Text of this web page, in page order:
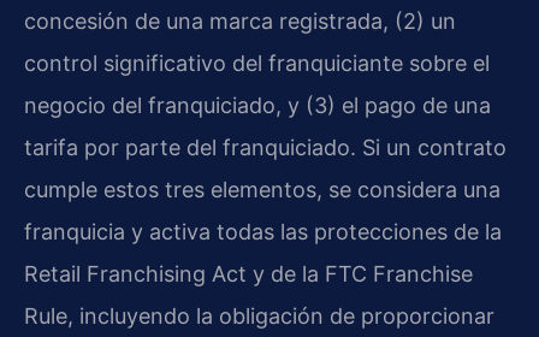
concesión de una marca registrada, (2) un
control significativo del franquiciante sobre el
negocio del franquiciado, y (3) el pago de una
tarifa por parte del franquiciado. Si un contrato
cumple estos tres elementos, se considera una
franquicia y activa todas las protecciones de la
Retail Franchising Act y de la FTC Franchise
Rule, incluyendo la obligación de proporcionar